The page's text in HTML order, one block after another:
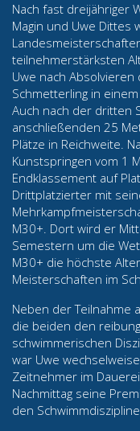
Nach fast dreijähriger
Magin und Uwe Dittes
teilnehmerstärksten
Uwe nach
Schmetterling in
Auch nach der dritten
anschließenden 25
Plätze in Reichweite.
Kunstspringen vom 1
Endklassement auf
Drittplatzierter mit
M30+. Dort wird er
Semestern um die
M30+ die höchste
Meisterschaften im
Neben der Teilnahme
die beiden den
schwimmerischen
war Uwe
Zeitnehmer im
Nachmittag seine
den